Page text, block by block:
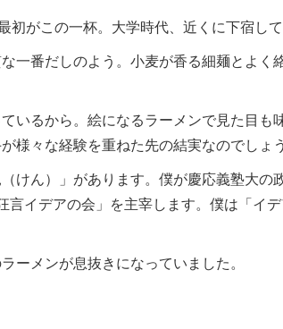
がこの一杯。大学時代、近くに下宿し
番だしのよう。小麦が香る細麺とよく
るから。絵になるラーメンで見た目
様々な経験を重ねた先の結実なのでしょう
ん）」があります。僕が慶応義塾大
イデアの会」を主宰します。僕は「イ
ーメンが息抜きになっていました。